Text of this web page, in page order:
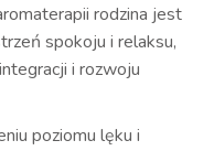
rodzina jest
spokoju i relaksu,
i rozwoju
poziomu lęku i